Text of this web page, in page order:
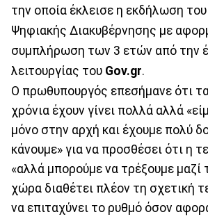
την οποία έκλεισε η εκδήλωση
Ψηφιακής Διακυβέρνησης με
συμπλήρωση των 3 ετών από την
λειτουργίας του Gov.gr.
Ο πρωθυπουργός επεσήμανε ότι
χρόνια έχουν γίνει πολλά αλλά
μόνο στην αρχή και έχουμε πολύ
κάνουμε» για να προσθέσει ότι η
«αλλά μπορούμε να τρέξουμε μαζί
χώρα διαθέτει πλέον τη σχετική
να επιταχύνει το ρυθμό όσον